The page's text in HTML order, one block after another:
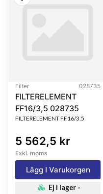
Filter 028735
FILTERELEMENT
FF16/3,5 028735
FILTERELEMENT FF16/3,5
5 562,5 kr
Exkl. moms
Lägg I Varukorgen
Ej i lager -